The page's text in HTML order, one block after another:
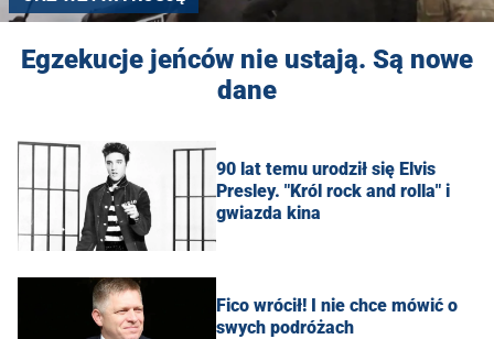
Egzekucje jeńców nie ustają. Są nowe
dane
90 lat temu urodził się Elvis
Presley. "Król rock and rolla" i
gwiazda kina
Fico wrócił! I nie chce mówić o
swych podróżach